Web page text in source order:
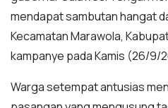
mendapat sambutan hangat
Kecamatan Marawola,
kampanye pada Kamis (26/9/
Warga setempat antusias